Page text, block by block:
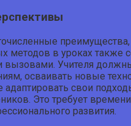
преимущества,
методов в уроках также
вызовами. Учителя
осваивать новые
адаптировать свои
Это требует
развития.